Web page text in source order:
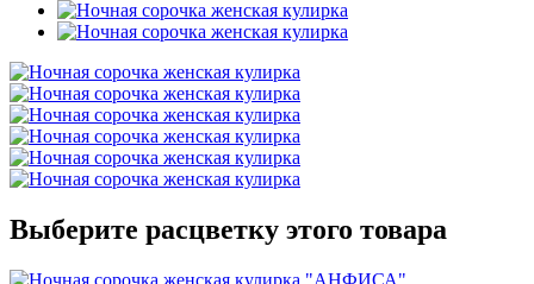
Выберите расцветку этого товара